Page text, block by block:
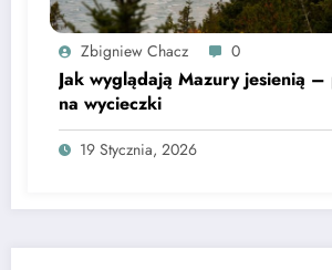
Zbigniew Chacz 0
Jak wyglądają Mazury jesienią –
na wycieczki
19 Stycznia, 2026